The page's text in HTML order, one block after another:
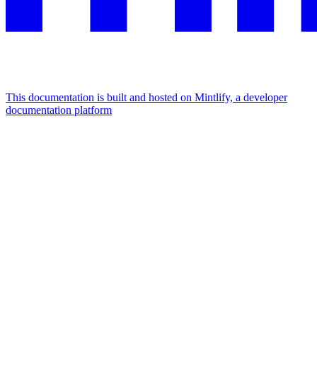
This documentation is built and hosted on Mintlify, a developer
documentation platform